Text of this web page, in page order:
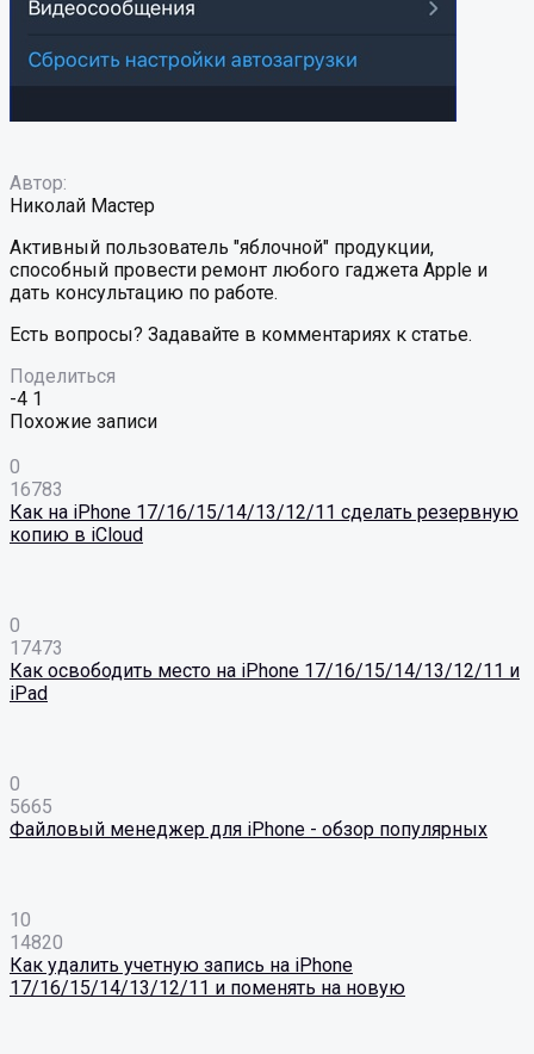
Автор:
Николай Мастер
Активный пользователь "яблочной" продукции,
способный провести ремонт любого гаджета Apple и
дать консультацию по работе.
Есть вопросы? Задавайте в комментариях к статье.
Поделиться
-4 1
Похожие записи
0
16783
Как на iPhone 17/16/15/14/13/12/11 сделать резервную
копию в iCloud
0
17473
Как освободить место на iPhone 17/16/15/14/13/12/11 и
iPad
0
5665
Файловый менеджер для iPhone - обзор популярных
10
14820
Как удалить учетную запись на iPhone
17/16/15/14/13/12/11 и поменять на новую